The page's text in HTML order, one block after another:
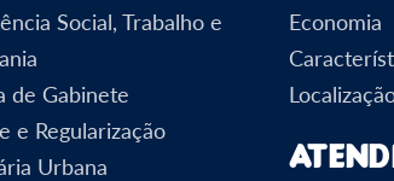
Social, Trabalho e
de Gabinete
e Regularização
Urbana
Economia